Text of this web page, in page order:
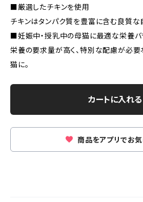
■厳選したチキンを使用
チキンはタンパク質を豊富に含む良質な
■妊娠中・授乳中の母猫に最適な栄養バ
栄養の要求量が高く、特別な配慮が必
猫に。
カートに入れる
商品をアプリでお